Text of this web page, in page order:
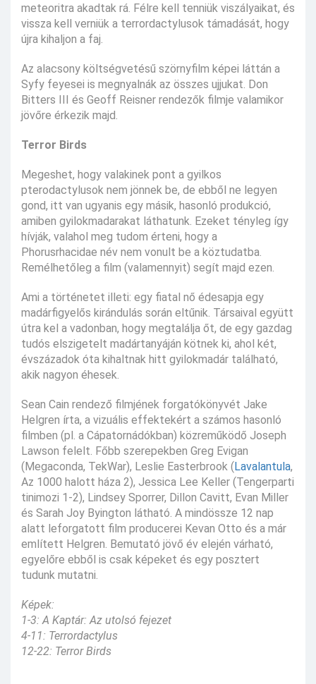
meteoritra akadtak rá. Félre kell tenniük viszályaikat, és
vissza kell verniük a terrordactylusok támadását, hogy
újra kihaljon a faj.
Az alacsony költségvetésű szörnyfilm képei láttán a
Syfy feyesei is megnyalnák az összes ujjukat. Don
Bitters III és Geoff Reisner rendezők filmje valamikor
jövőre érkezik majd.
Terror Birds
Megeshet, hogy valakinek pont a gyilkos
pterodactylusok nem jönnek be, de ebből ne legyen
gond, itt van ugyanis egy másik, hasonló produkció,
amiben gyilokmadarakat láthatunk. Ezeket tényleg így
hívják, valahol meg tudom érteni, hogy a
Phorusrhacidae név nem vonult be a köztudatba.
Remélhetőleg a film (valamennyit) segít majd ezen.
Ami a történetet illeti: egy fiatal nő édesapja egy
madárfigyelős kirándulás során eltűnik. Társaival együtt
útra kel a vadonban, hogy megtalálja őt, de egy gazdag
tudós elszigetelt madártanyáján kötnek ki, ahol két,
évszázadok óta kihaltnak hitt gyilokmadár található,
akik nagyon éhesek.
Sean Cain rendező filmjének forgatókönyvét Jake
Helgren írta, a vizuális effektekért a számos hasonló
filmben (pl. a Cápatornádókban) közreműködő Joseph
Lawson felelt. Főbb szerepekben Greg Evigan
(Megaconda, TekWar), Leslie Easterbrook (Lavalantula,
Az 1000 halott háza 2), Jessica Lee Keller (Tengerparti
tinimozi 1-2), Lindsey Sporrer, Dillon Cavitt, Evan Miller
és Sarah Joy Byington látható. A mindössze 12 nap
alatt leforgatott film producerei Kevan Otto és a már
említett Helgren. Bemutató jövő év elején várható,
egyelőre ebből is csak képeket és egy posztert
tudunk mutatni.
Képek:
1-3: A Kaptár: Az utolsó fejezet
4-11: Terrordactylus
12-22: Terror Birds